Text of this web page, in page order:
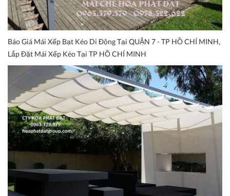
Báo Giá Mái Xếp Bạt Kéo Di Động Tại QUẬN 7 - TP HỒ CHÍ MINH,
Lắp Đặt Mái Xếp Kéo Tại TP HỒ CHÍ MINH